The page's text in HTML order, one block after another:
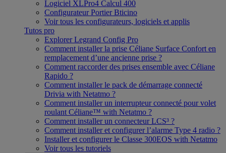
Logiciel XLPro4 Calcul 400
Configurateur Portier Bticino
Voir tous les configurateurs, logiciels et applis
Tutos pro
Explorer Legrand Config Pro
Comment installer la prise Céliane Surface Confort en
remplacement d’une ancienne prise ?
Comment raccorder des prises ensemble avec Céliane
Rapido ?
Comment installer le pack de démarrage connecté
Drivia with Netatmo ?
Comment installer un interrupteur connecté pour volet
roulant Céliane™ with Netatmo ?
Comment installer un connecteur LCS³ ?
Comment installer et configurer l’alarme Type 4 radio ?
Installer et configurer le Classe 300EOS with Netatmo
Voir tous les tutoriels